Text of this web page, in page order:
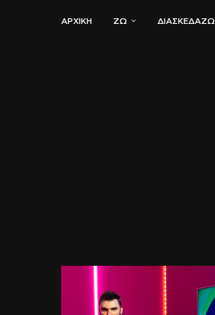
ΑΡΧΙΚΗ ΖΏ ΔΙΑΣΚΕΔΆΖΩ